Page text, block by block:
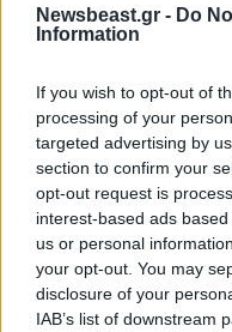
Newsbeast.gr - Do
Information
If you wish to opt-out of
processing of your
targeted advertising by
section to confirm your
opt-out request is
interest-based ads
us or personal
your opt-out. You may
disclosure of your
IAB’s list of downstream